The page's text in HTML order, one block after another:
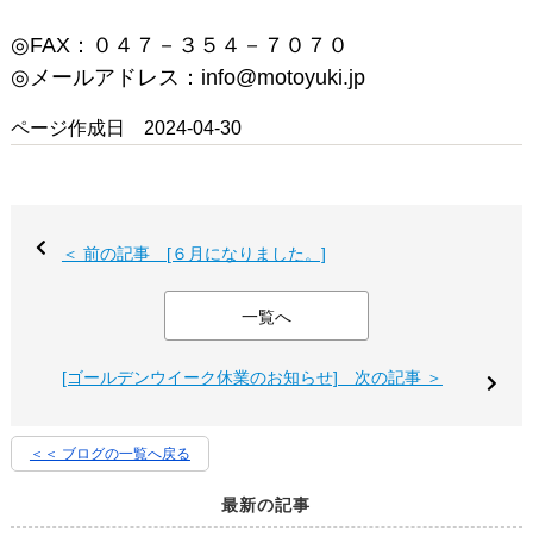
◎FAX：０４７－３５４－７０７０
◎メールアドレス：info@motoyuki.jp
ページ作成日 2024-04-30
＜ 前の記事 [６月になりました。]
一覧へ
[ゴールデンウイーク休業のお知らせ] 次の記事 ＞
＜＜ ブログの一覧へ戻る
最新の記事